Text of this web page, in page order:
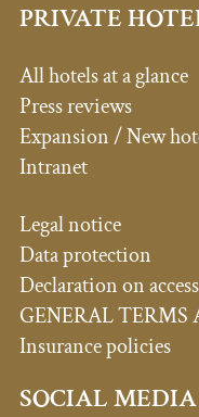
PRIVATE
All hotels at a glance
Press reviews
Expansion / New
Intranet
Legal notice
Data protection
Declaration on
GENERAL
Insurance policies
SOCIAL MEDIA